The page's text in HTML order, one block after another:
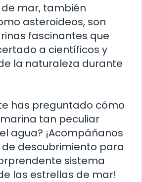
mar, también
asteroideos, son
fascinantes que
a científicos y
la naturaleza durante
has preguntado cómo
tan peculiar
agua? ¡Acompáñanos
descubrimiento para
sistema
las estrellas de mar!